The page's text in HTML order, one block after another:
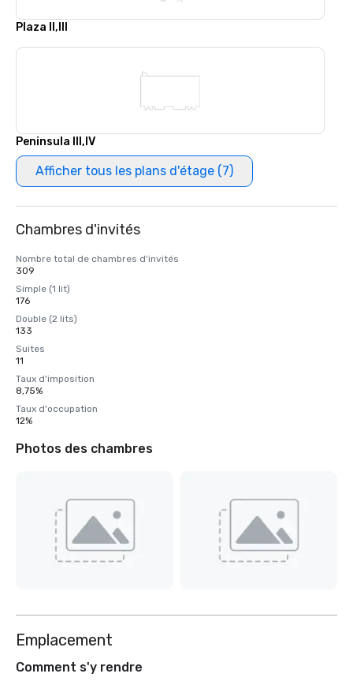
Plaza II,III
Peninsula III,IV
Afficher tous les plans d'étage (7)
Chambres d'invités
Nombre total de chambres d'invités
309
Simple (1 lit)
176
Double (2 lits)
133
Suites
11
Taux d'imposition
8,75%
Taux d'occupation
12%
Photos des chambres
Emplacement
Comment s'y rendre